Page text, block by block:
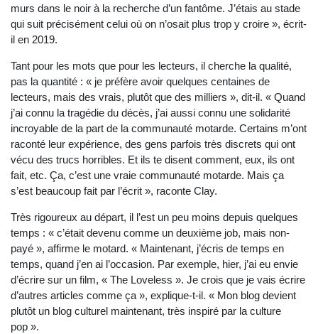
murs dans le noir à la recherche d’un fantôme. J’étais au stade
qui suit précisément celui où on n’osait plus trop y croire », écrit-
il en 2019.
Tant pour les mots que pour les lecteurs, il cherche la qualité,
pas la quantité : « je préfère avoir quelques centaines de
lecteurs, mais des vrais, plutôt que des milliers », dit-il. « Quand
j’ai connu la tragédie du décès, j’ai aussi connu une solidarité
incroyable de la part de la communauté motarde. Certains m’ont
raconté leur expérience, des gens parfois très discrets qui ont
vécu des trucs horribles. Et ils te disent comment, eux, ils ont
fait, etc. Ça, c’est une vraie communauté motarde. Mais ça
s’est beaucoup fait par l’écrit », raconte Clay.
Très rigoureux au départ, il l’est un peu moins depuis quelques
temps : « c’était devenu comme un deuxième job, mais non-
payé », affirme le motard. « Maintenant, j’écris de temps en
temps, quand j’en ai l’occasion. Par exemple, hier, j’ai eu envie
d’écrire sur un film, « The Loveless ». Je crois que je vais écrire
d’autres articles comme ça », explique-t-il. « Mon blog devient
plutôt un blog culturel maintenant, très inspiré par la culture
pop ».